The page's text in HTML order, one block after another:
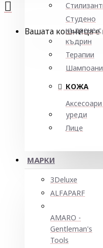
Студено
къдрене с
къдрин
Терапии
Шампоани
КОЖА
уреди
Лице
МАРКИ
3Deluxe
ALFAPARF
AMARO -
Gentleman's
Tools
Вашата кошница е